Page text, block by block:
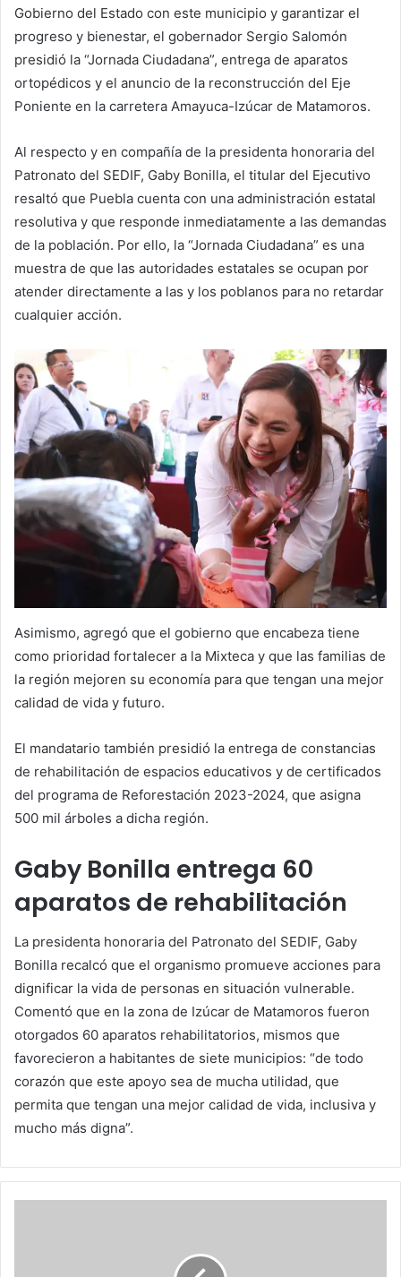
Gobierno del Estado con este municipio y garantizar el
progreso y bienestar, el gobernador Sergio Salomón
presidió la “Jornada Ciudadana”, entrega de aparatos
ortopédicos y el anuncio de la reconstrucción del Eje
Poniente en la carretera Amayuca-Izúcar de Matamoros.
Al respecto y en compañía de la presidenta honoraria del
Patronato del SEDIF, Gaby Bonilla, el titular del Ejecutivo
resaltó que Puebla cuenta con una administración estatal
resolutiva y que responde inmediatamente a las demandas
de la población. Por ello, la “Jornada Ciudadana” es una
muestra de que las autoridades estatales se ocupan por
atender directamente a las y los poblanos para no retardar
cualquier acción.
Asimismo, agregó que el gobierno que encabeza tiene
como prioridad fortalecer a la Mixteca y que las familias de
la región mejoren su economía para que tengan una mejor
calidad de vida y futuro.
El mandatario también presidió la entrega de constancias
de rehabilitación de espacios educativos y de certificados
del programa de Reforestación 2023-2024, que asigna
500 mil árboles a dicha región.
Gaby Bonilla entrega 60
aparatos de rehabilitación
La presidenta honoraria del Patronato del SEDIF, Gaby
Bonilla recalcó que el organismo promueve acciones para
dignificar la vida de personas en situación vulnerable.
Comentó que en la zona de Izúcar de Matamoros fueron
otorgados 60 aparatos rehabilitatorios, mismos que
favorecieron a habitantes de siete municipios: “de todo
corazón que este apoyo sea de mucha utilidad, que
permita que tengan una mejor calidad de vida, inclusiva y
mucho más digna”.